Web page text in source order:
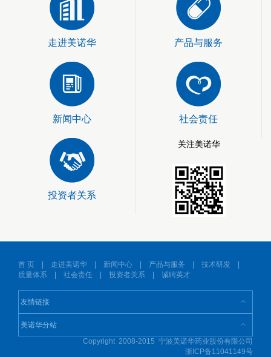
走进美诺华 产品与服务
新闻中心 社会责任
投资者关系
关注美诺华
首 页 走进美诺华 新闻中心 产品与服务 技术研发
质量体系
社会责任 投资者关系 诚聘英才
Copyright 2008-2015 宁波美诺华药业股份有限公司
浙ICP备11041149号